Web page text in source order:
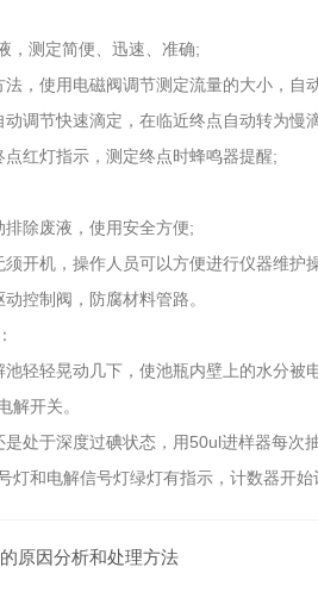
测定简便、迅速、准确;
使用电磁阀调节测定流量的大小，自
节快速滴定，在临近终点自动转为慢
红灯指示，测定终点时蜂鸣器提醒;
除废液，使用安全方便;
机，操作人员可以方便进行仪器维护
控制阀，防腐材料管路。
轻晃动几下，使池瓶内壁上的水分被
解开关。
于深度过碘状态，用50ul进样器每次
灯和电解信号灯绿灯有指示，计数器开
原因分析和处理方法